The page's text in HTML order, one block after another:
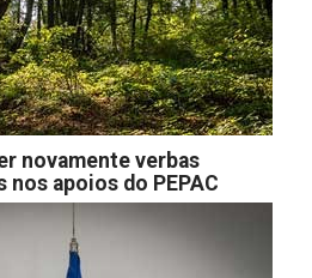
novamente verbas
apoios do PEPAC